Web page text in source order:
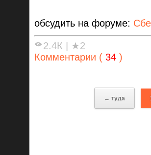
обсудить на форуме:
2.4К
★2
Комментарии ( 34 )
← туда